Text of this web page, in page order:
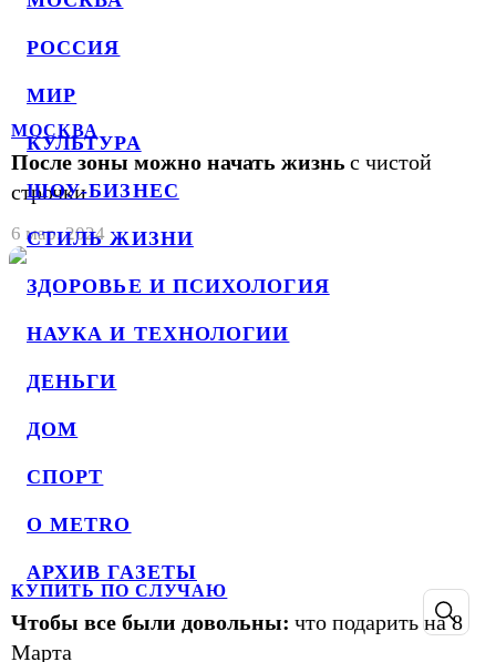
РОССИЯ
МИР
КУЛЬТУРА
ШОУ-БИЗНЕС
СТИЛЬ ЖИЗНИ
ЗДОРОВЬЕ И ПСИХОЛОГИЯ
НАУКА И ТЕХНОЛОГИИ
ДЕНЬГИ
ДОМ
СПОРТ
О METRO
АРХИВ ГАЗЕТЫ
МОСКВА
После зоны можно начать жизнь с чистой
строчки
6 мар. 2024
КУПИТЬ ПО СЛУЧАЮ
Чтобы все были довольны: что подарить на 8
Марта